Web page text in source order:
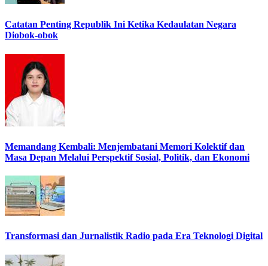
Catatan Penting Republik Ini Ketika Kedaulatan Negara
Diobok-obok
Memandang Kembali: Menjembatani Memori Kolektif dan
Masa Depan Melalui Perspektif Sosial, Politik, dan Ekonomi
Transformasi dan Jurnalistik Radio pada Era Teknologi Digital